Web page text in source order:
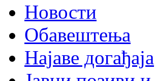
Новости
Обавештења
Најаве догађаја